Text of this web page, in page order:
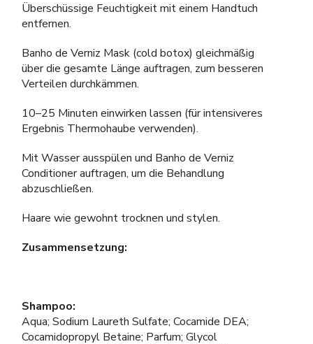
Überschüssige Feuchtigkeit mit einem Handtuch
entfernen.
Banho de Verniz Mask (cold botox) gleichmäßig
über die gesamte Länge auftragen, zum besseren
Verteilen durchkämmen.
10–25 Minuten einwirken lassen (für intensiveres
Ergebnis Thermohaube verwenden).
Mit Wasser ausspülen und Banho de Verniz
Conditioner auftragen, um die Behandlung
abzuschließen.
Haare wie gewohnt trocknen und stylen.
Zusammensetzung:
Shampoo:
Aqua; Sodium Laureth Sulfate; Cocamide DEA;
Cocamidopropyl Betaine; Parfum; Glycol